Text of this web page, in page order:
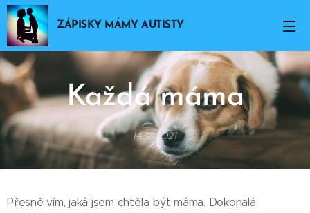
ZÁPISKY MÁMY AUTISTY
Každá máma
14.10.2021
Přesně vím, jaká jsem chtěla být máma. Dokonalá.